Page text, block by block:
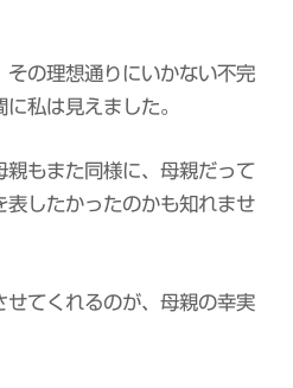
その理想通りにいかない不完
私は見えました。
親もまた同様に、母親だって
表したかったのかも知れませ
せてくれるのが、母親の幸実